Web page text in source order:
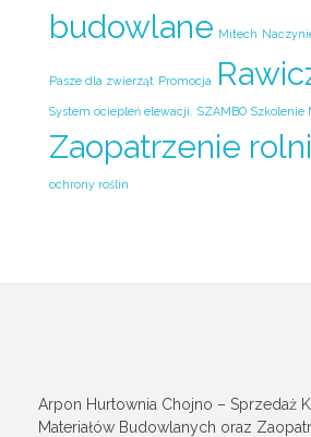
budowlane Mitech
Pasze dla zwierząt Promocja
System ociepleń elewacji. SZAMBO Szkolenie
Zaopatrzenie
ochrony roślin
Arpon Hurtownia Chojno – Sprzedaż
Materiałów Budowlanych oraz